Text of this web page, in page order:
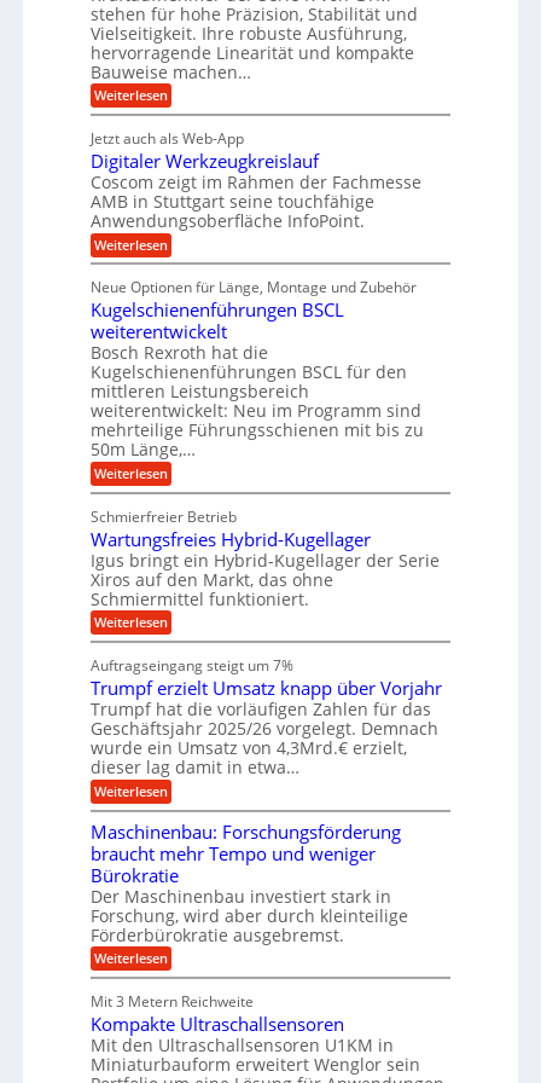
t
r
i
e
b
e
f
ü
r
r
a
e
U
m
g
e
b
u
n
g
n
u
f
t
r
a
g
s
e
i
n
g
a
n
g
,
w
e
n
i
g
e
r
S
t
e
l
e
n
n
g
e
n
g
e
t
r
i
e
b
e
f
ü
r
r
ä
z
i
s
e
u
b
b
e
w
e
g
u
n
g
e
n
stehen für hohe Präzision, Stabilität und
Vielseitigkeit. Ihre robuste Ausführung,
hervorragende Linearität und kompakte
Bauweise machen…
Weiterlesen:
P
ä
z
i
s
i
o
n
f
r
A
u
t
o
m
o
t
i
v
e
u
n
d
M
a
s
c
h
i
n
n
b
a
u
Jetzt auch als Web-App
Digitaler Werkzeugkreislauf
Coscom zeigt im Rahmen der Fachmesse
AMB in Stuttgart seine touchfähige
Anwendungsoberfläche InfoPoint.
Weiterlesen:
D
g
i
t
a
l
e
r
W
e
r
k
z
e
u
g
k
r
e
i
s
l
a
u
f
Neue Optionen für Länge, Montage und Zubehör
Kugelschienenführungen BSCL
weiterentwickelt
Bosch Rexroth hat die
Kugelschienenführungen BSCL für den
mittleren Leistungsbereich
weiterentwickelt: Neu im Programm sind
mehrteilige Führungsschienen mit bis zu
50m Länge,…
Weiterlesen:
K
g
e
l
s
c
h
i
e
e
n
f
ü
h
r
u
n
g
e
n
B
S
C
L
w
e
i
t
e
e
n
t
Schmierfreier Betrieb
Wartungsfreies Hybrid-Kugellager
Igus bringt ein Hybrid-Kugellager der Serie
Xiros auf den Markt, das ohne
Schmiermittel funktioniert.
Weiterlesen:
W
r
t
u
n
g
s
f
r
e
e
s
H
y
b
r
i
d
-
u
g
e
l
l
Auftragseingang steigt um 7%
Trumpf erzielt Umsatz knapp über Vorjahr
Trumpf hat die vorläufigen Zahlen für das
Geschäftsjahr 2025/26 vorgelegt. Demnach
wurde ein Umsatz von 4,3Mrd.€ erzielt,
dieser lag damit in etwa…
Weiterlesen:
T
u
m
p
f
e
r
z
i
e
t
U
m
s
a
Maschinenbau: Forschungsförderung
braucht mehr Tempo und weniger
Bürokratie
Der Maschinenbau investiert stark in
Forschung, wird aber durch kleinteilige
Förderbürokratie ausgebremst.
Weiterlesen:
M
s
c
h
i
n
Mit 3 Metern Reichweite
Kompakte Ultraschallsensoren
Mit den Ultraschallsensoren U1KM in
Miniaturbauform erweitert Wenglor sein